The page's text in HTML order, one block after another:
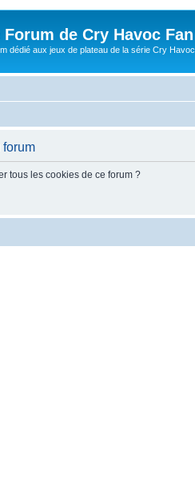
Forum de Cry Havoc Fan
dédié aux jeux de plateau de la série Cry Havoc
forum
tous les cookies de ce forum ?